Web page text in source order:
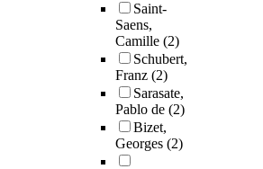
Saint-
Saens,
Camille (2)
Schubert,
Franz (2)
Sarasate,
Pablo de (2)
Bizet,
Georges (2)